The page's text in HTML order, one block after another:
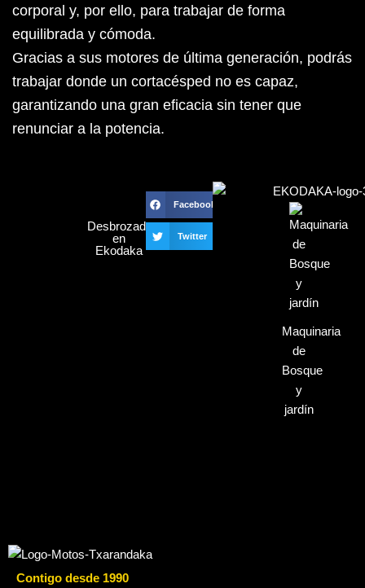
corporal y, por ello, para trabajar de forma
equilibrada y cómoda.
Gracias a sus motores de última generación, podrás
trabajar donde un cortacésped no es capaz,
garantizando una gran eficacia sin tener que
renunciar a la potencia.
Desbrozadora
en
Ekodaka
Facebook
Twitter
Maquinaria
de
Bosque
y
jardín
Contigo desde 1990